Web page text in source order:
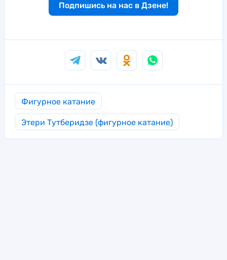
Подпишись на нас в Дзене!
Фигурное катание
Этери Тутберидзе (фигурное катание)